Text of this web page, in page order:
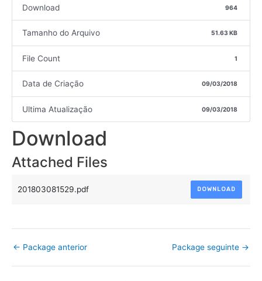
Download 964
Tamanho do Arquivo 51.63 KB
File Count 1
Data de Criação 09/03/2018
Ultima Atualização 09/03/2018
Download
Attached Files
201803081529.pdf DOWNLOAD
← Package anterior Package seguinte →